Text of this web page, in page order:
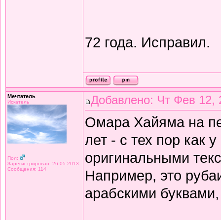
72 года. Исправил.
Мечтатель
Искатель
Пол:
Зарегистрирован: 26.05.2013
Сообщения: 114
Добавлено: Чт Фев 12,
Омара Хайяма на
лет - с тех пор как
оригинальными
Например, это
арабскими